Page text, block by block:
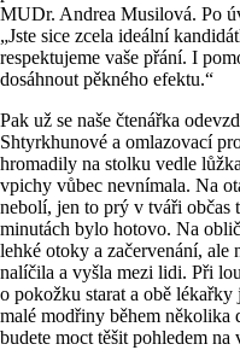
MUDr. Andrea Musilová. Po
„Jste sice zcela ideální
respektujeme vaše přání. I
dosáhnout pěkného efektu.“
Pak už se naše čtenářka
Shtyrkhunové a omlazovací
hromadily na stolku vedle
vpichy vůbec nevnímala. Na
nebolí, jen to prý v tváři občas
minutách bylo hotovo. Na
lehké otoky a začervenání, ale
nalíčila a vyšla mezi lidi. Při
o pokožku starat a obě
malé modřiny během několika
budete moct těšit pohledem